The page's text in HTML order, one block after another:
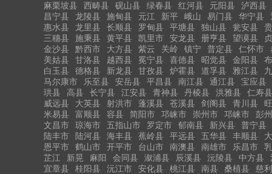
麻栗坡县
西畴县 砚山县 绿春县 红河县 元阳县 泸西县
昌宁县
龙陵县 施甸县 元江 新平 峨山 易门县 华宁县
惠水县
龙里县 长顺县 罗甸县 平塘县 独山县 瓮安县
三穗县
施秉县 黄平县 凯里市 安龙县 册亨县 望谟县
金沙县
黔西市 大方县 紫云 关岭 镇宁 普定县 仁怀市
美姑县
甘洛县 越西县 冕宁县 喜德县 昭觉县 金阳县
白玉县
德格县 新龙县 甘孜县 炉霍县 道孚县 雅江县
马尔康市
乐至县 安岳县 平昌县 南江县 通江县 宝应县
珙县
高县 长宁县 江安县 青神县 丹棱县 洪雅县 仁寿县
威远县
大英县 射洪市 蓬溪县 苍溪县 剑阁县 青川县
米易县
富顺县 容县 简阳市 邛崃市 崇州市 邛崃市 彭
文昌市
琼海市 五指山市 罗定市 郁南县 新兴县 普宁县
陆丰市
陆河县 海丰县 蕉岭县 平远县 五华县 丰顺县
恩平市
鹤山市 开平市 台山市 南澳县 南雄市 乐昌市
芷江
新晃 麻阳 会同县 溆浦县 辰溪县 沅陵县 中方县
宜章县
桂阳县 沅江市 安化县 桃江县 南县 桑植县 慈